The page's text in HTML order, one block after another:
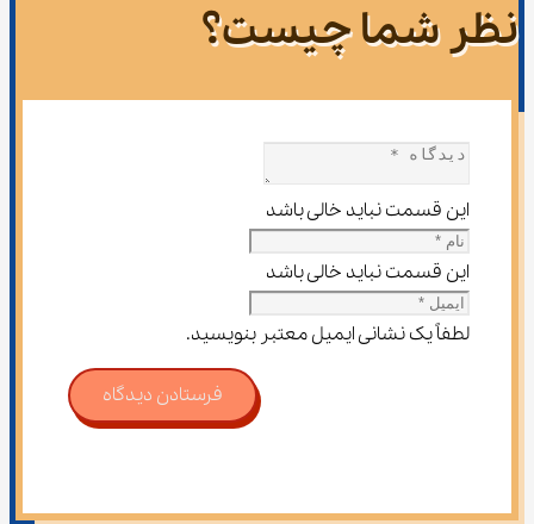
نظر شما چیست؟
این قسمت نباید خالی باشد
این قسمت نباید خالی باشد
لطفاً یک نشانی ایمیل معتبر بنویسید.
فرستادن دیدگاه